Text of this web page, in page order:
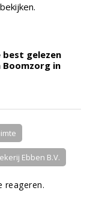
best gelezen
in
Ebben B.V.